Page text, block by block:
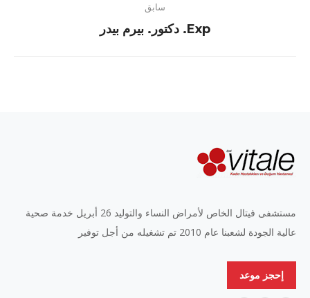
سابق
Previous
Exp. دكتور. بيرم بيدر
مستشفى فيتال الخاص لأمراض النساء والتوليد 26 أبريل خدمة صحية
عالية الجودة لشعبنا عام 2010 تم تشغيله من أجل توفير
إحجز موعد